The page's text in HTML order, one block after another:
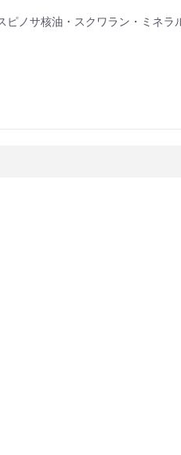
ノサ核油・スクワラン・ミネラ